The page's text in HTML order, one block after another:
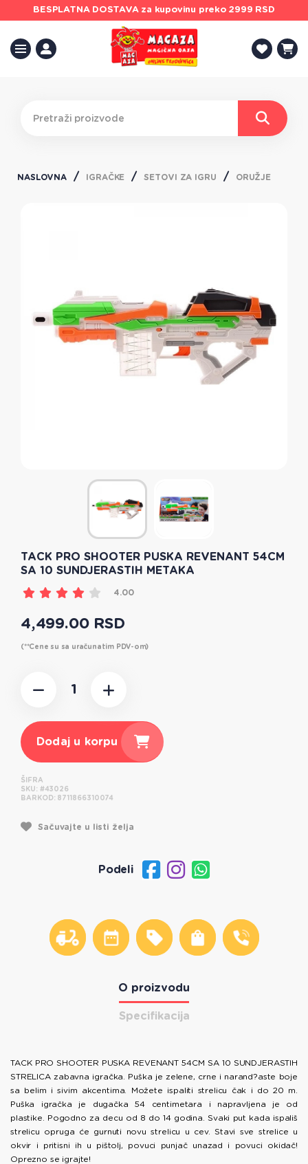
BESPLATNA DOSTAVAza kupovinu preko 2999 RSD
NASLOVNA IGRAČKE SETOVI ZA IGRU ORUŽJE
TACK PRO SHOOTER PUSKA REVENANT 54CM
SA 10 SUNDJERASTIH METAKA
4.00
4,499.00 RSD
(**Cene su sa uračunatim PDV-om)
Dodaj u korpu
ŠIFRA
SKU: #43026
BARKOD: 8711866310074
Sačuvajte u listi želja
Podeli
O proizvodu
Specifikacija
TACK PRO SHOOTER PUSKA REVENANT 54CM SA 10 SUNDJERASTIH
STRELICA zabavna igračka. Puška je zelene, crne i narand?aste boje
sa belim i sivim akcentima. Možete ispaliti strelicu čak i do 20 m.
Puška igračka je dugačka 54 centimetara i napravljena je od
plastike. Pogodno za decu od 8 do 14 godina. Svaki put kada ispališ
strelicu opruga će gurnuti novu strelicu u cev. Stavi sve strelice u
okvir i pritisni ih u pištolj, povuci punjač unazad i povuci okidač!
Oprezno se igrajte!